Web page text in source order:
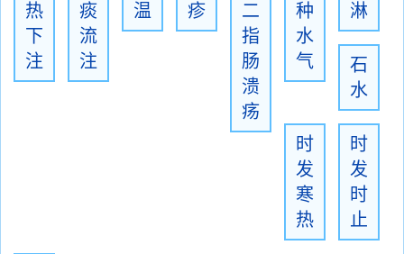
热
下
注
痰
流
注
温
疹
二
指
肠
溃
疡
种
水
气
淋
石
水
时
发
寒
热
时
发
时
止